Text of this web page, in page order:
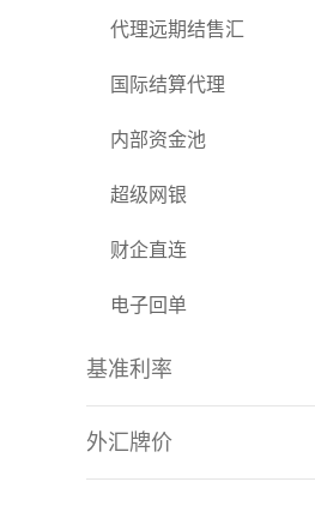
代理远期结售汇
国际结算代理
内部资金池
超级网银
财企直连
电子回单
基准利率
外汇牌价